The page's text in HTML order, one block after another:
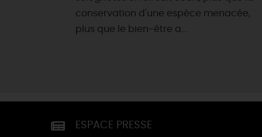
conservation d'une espèce menacée,
plus que le bien-être a...
ESPACE PRESSE